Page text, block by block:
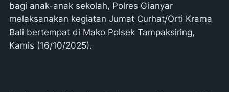
bagi anak-anak sekolah, Polres Gianyar
melaksanakan kegiatan Jumat Curhat/Orti Krama
Bali bertempat di Mako Polsek Tampaksiring,
Kamis (16/10/2025).